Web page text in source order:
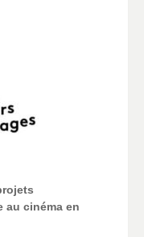
au cinéma en